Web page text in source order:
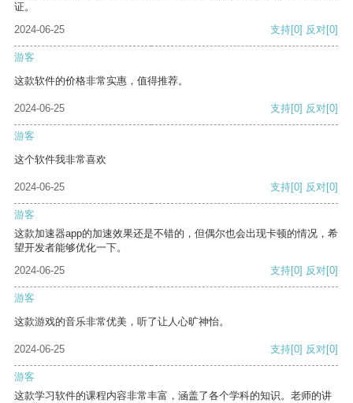
证。
2024-06-25
支持[0] 反对[0]
游客
这款软件的价格非常实惠，值得推荐。
2024-06-25 支持[0] 反对[0]
游客
这个软件我非常喜欢
2024-06-25 支持[0] 反对[0]
游客
这款加速器app的加速效果还是不错的，但偶尔也会出现卡顿的情况，希
望开发者能够优化一下。
2024-06-25
支持[0] 反对[0]
游客
这款游戏的音乐非常优美，听了让人心旷神怡。
2024-06-25 支持[0] 反对[0]
游客
这款学习软件的课程内容非常丰富，涵盖了各个学科的知识。老师的讲